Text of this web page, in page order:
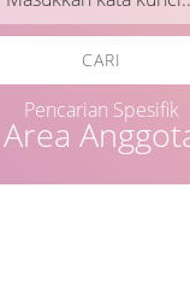
Area
CARI
Pencarian Spesifik